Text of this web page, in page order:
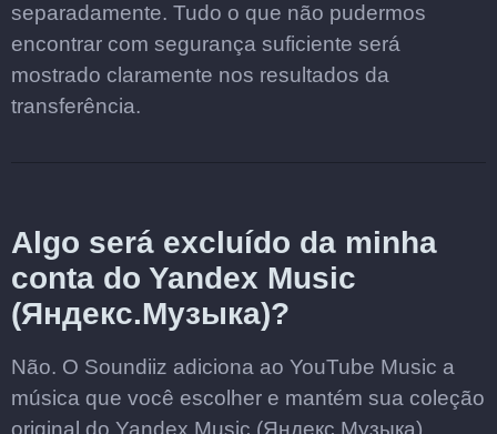
separadamente. Tudo o que não pudermos
encontrar com segurança suficiente será
mostrado claramente nos resultados da
transferência.
Algo será excluído da minha
conta do Yandex Music
(Яндекс.Музыка)?
Não. O Soundiiz adiciona ao YouTube Music a
música que você escolher e mantém sua coleção
original do Yandex Music (Яндекс.Музыка)